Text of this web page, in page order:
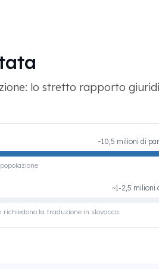
lo stretto rapporto
~10,5 milioni di
~1-2,5 milioni
la traduzione in slovacco.